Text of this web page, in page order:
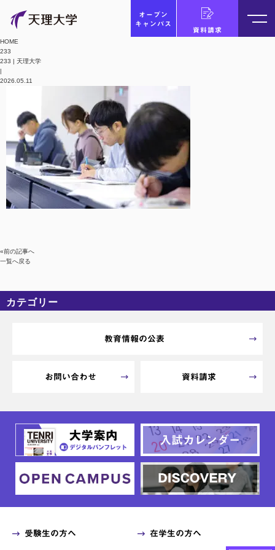
オープン
キャンパス
資料請求
HOME
233
233 | 天理大学
|
2026.05.11
«前の記事へ
一覧へ戻る
カテゴリー
教育情報の公表
お問い合わせ 資料請求
受験生の方へ 在学生の方へ